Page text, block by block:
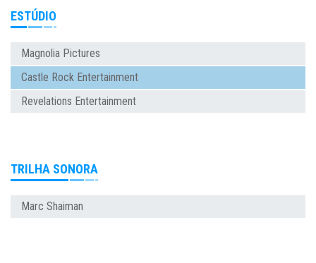
ESTÚDIO
Magnolia Pictures
Castle Rock Entertainment
Revelations Entertainment
TRILHA SONORA
Marc Shaiman